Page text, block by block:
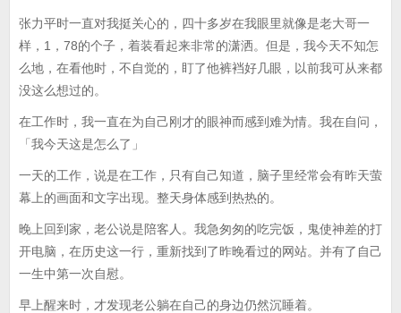
张力平时一直对我挺关心的，四十多岁在我眼里就像是老大哥一
样，1，78的个子，着装看起来非常的潇洒。但是，我今天不知怎
么地，在看他时，不自觉的，盯了他裤裆好几眼，以前我可从来都
没这么想过的。
在工作时，我一直在为自己刚才的眼神而感到难为情。我在自问，
「我今天这是怎么了」
一天的工作，说是在工作，只有自己知道，脑子里经常会有昨天萤
幕上的画面和文字出现。整天身体感到热热的。
晚上回到家，老公说是陪客人。我急匆匆的吃完饭，鬼使神差的打
开电脑，在历史这一行，重新找到了昨晚看过的网站。并有了自己
一生中第一次自慰。
早上醒来时，才发现老公躺在自己的身边仍然沉睡着。